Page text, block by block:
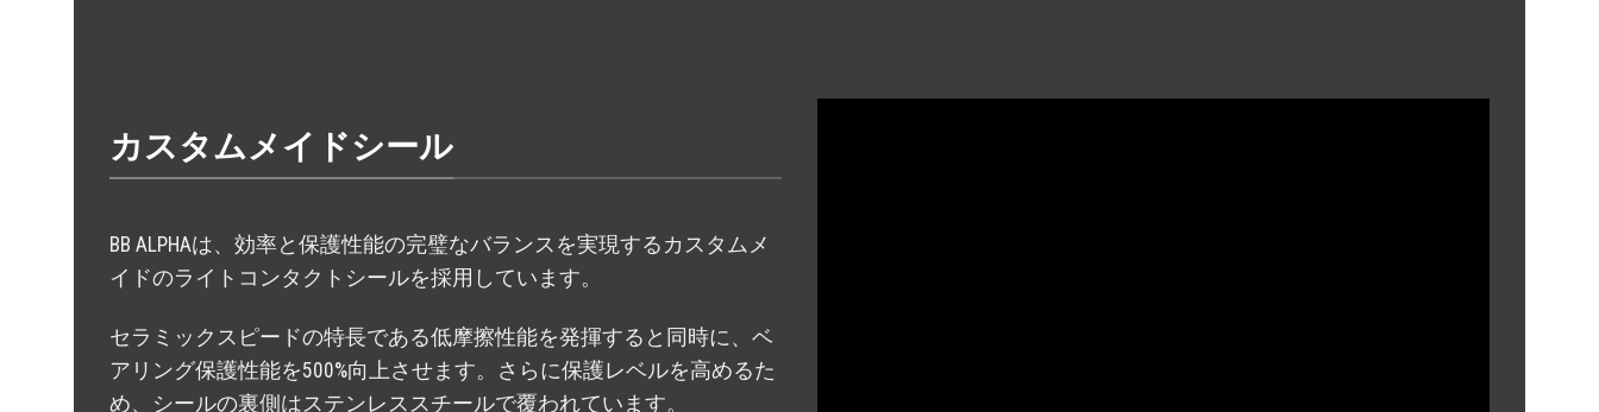
カスタムメイドシール
BB ALPHAは、効率と保護性能の完璧なバランスを実現するカスタムメ
イドのライトコンタクトシールを採用しています。
セラミックスピードの特長である低摩擦性能を発揮すると同時に、ベ
アリング保護性能を500%向上させます。さらに保護レベルを高めるた
め、シールの裏側はステンレススチールで覆われています。